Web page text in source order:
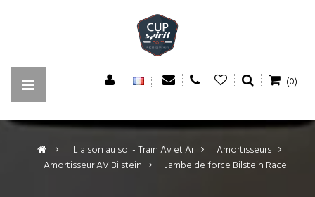
(0)
> Liaison au sol - Train Av et Ar >
Amortisseurs
Amortisseur AV Bilstein > Jambe de force Bilstein Race